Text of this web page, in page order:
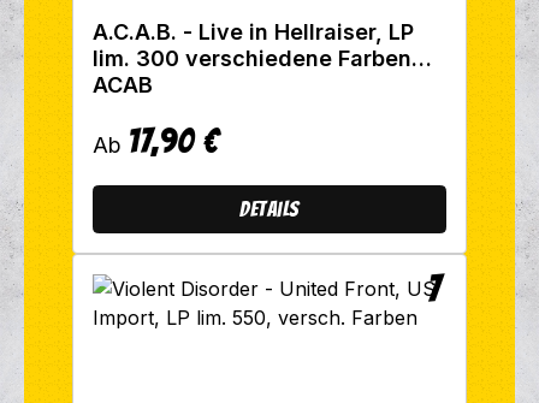
A.C.A.B. - Live in Hellraiser, LP
lim. 300 verschiedene Farben
ACAB
Regulärer Preis:
Ab 17,90 €
Details